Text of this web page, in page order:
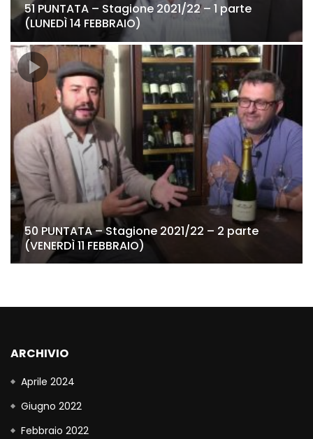
51 PUNTATA – Stagione 2021/22 – 1 parte
(LUNEDÌ 14 FEBBRAIO)
50 PUNTATA – Stagione 2021/22 – 2 parte
(VENERDÌ 11 FEBBRAIO)
ARCHIVIO
Aprile 2024
Giugno 2022
Febbraio 2022